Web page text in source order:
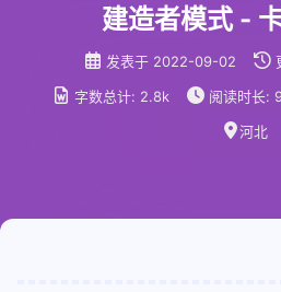
了凡四训 俞静公遇灶
心经
建造者模式 -
发表于 2022-09-02
字数总计: 2.8k 阅读时长:
河北